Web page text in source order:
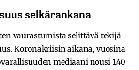
selkärankana
vaurastumista selittävä tekijä
Koronakriisin aikana, vuosina
mediaani nousi 140